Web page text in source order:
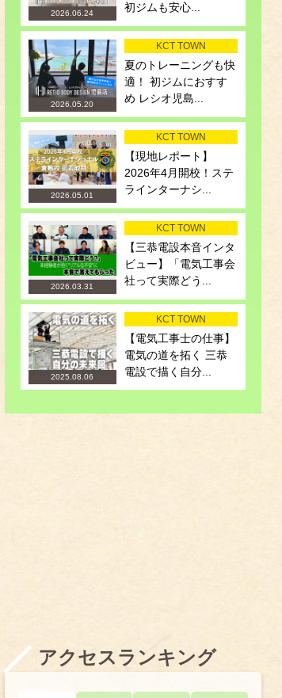
2026.06.24
初ジムも安心...
2026.05.20
KCT TOWN
夏のトレーニングも快
適！ 初ジムにおすす
め レシオ児島...
2026.05.01
KCT TOWN
【現地レポート】
2026年4月開校！ステ
ラインターナシ...
2026.03.31
KCT TOWN
【三恭電設本音インタ
ビュー】「電気工事会
社って実際どう...
2025.08.06
KCT TOWN
【電気工事士の仕事】
電気の道を拓く 三恭
電設で描く自分...
アクセスランキング